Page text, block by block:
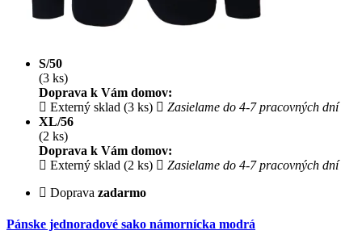
S/50
(3 ks)
Doprava k Vám domov:
Externý sklad (3 ks)
Zasielame do 4-7 pracovných dní
XL/56
(2 ks)
Doprava k Vám domov:
Externý sklad (2 ks)
Zasielame do 4-7 pracovných dní
Doprava zadarmo
Pánske jednoradové sako námornícka modrá